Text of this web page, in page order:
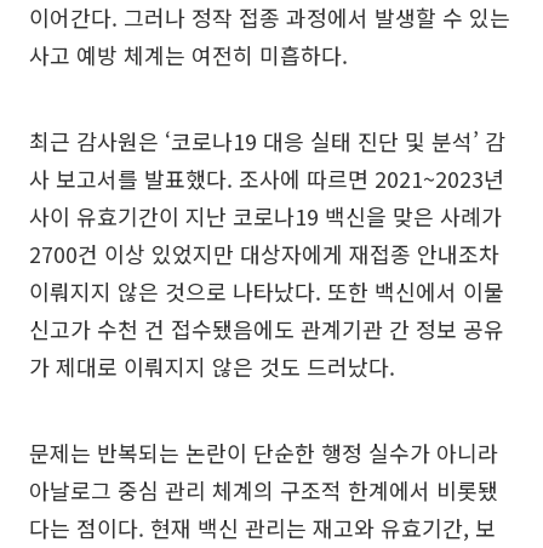
이어간다. 그러나 정작 접종 과정에서 발생할 수 있는
사고 예방 체계는 여전히 미흡하다.
최근 감사원은 ‘코로나19 대응 실태 진단 및 분석’ 감
사 보고서를 발표했다. 조사에 따르면 2021~2023년
사이 유효기간이 지난 코로나19 백신을 맞은 사례가
2700건 이상 있었지만 대상자에게 재접종 안내조차
이뤄지지 않은 것으로 나타났다. 또한 백신에서 이물
신고가 수천 건 접수됐음에도 관계기관 간 정보 공유
가 제대로 이뤄지지 않은 것도 드러났다.
문제는 반복되는 논란이 단순한 행정 실수가 아니라
아날로그 중심 관리 체계의 구조적 한계에서 비롯됐
다는 점이다. 현재 백신 관리는 재고와 유효기간, 보